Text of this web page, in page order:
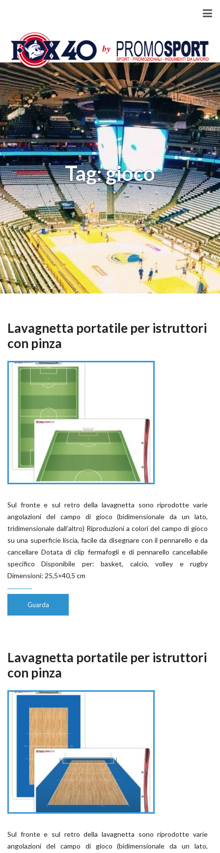
Tag: gioco
Lavagnetta portatile per istruttori
con pinza
Sul fronte e sul retro della lavagnetta sono riprodotte varie
angolazioni del campo di gioco (bidimensionale da un lato,
tridimensionale dall’altro) Riproduzioni a colori del campo di gioco
su una superficie liscia, facile da disegnare con il pennarello e da
cancellare Dotata di clip fermafogli e di pennarello cancellabile
specifico Disponibile per: basket, calcio, volley e rugby
Dimensioni: 25,5×40,5 cm
Guarda
Lavagnetta portatile per istruttori
con pinza
Sul fronte e sul retro della lavagnetta sono riprodotte varie
angolazioni del campo di gioco (bidimensionale da un lato,